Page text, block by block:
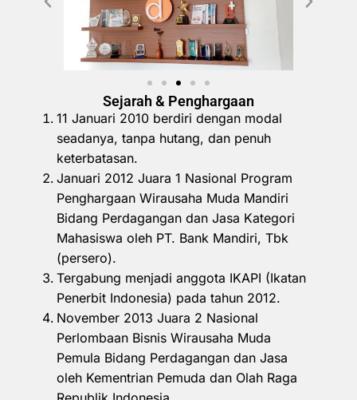
Sejarah & Penghargaan
11 Januari 2010 berdiri dengan modal
seadanya, tanpa hutang, dan penuh
keterbatasan.
Januari 2012 Juara 1 Nasional Program
Penghargaan Wirausaha Muda Mandiri
Bidang Perdagangan dan Jasa Kategori
Mahasiswa oleh PT. Bank Mandiri, Tbk
(persero).
Tergabung menjadi anggota IKAPI (Ikatan
Penerbit Indonesia) pada tahun 2012.
November 2013 Juara 2 Nasional
Perlombaan Bisnis Wirausaha Muda
Pemula Bidang Perdagangan dan Jasa
oleh Kementrian Pemuda dan Olah Raga